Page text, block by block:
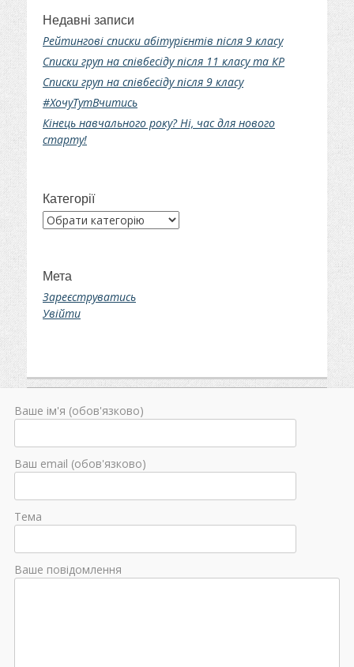
Недавні записи
Рейтингові списки абітурієнтів після 9 класу
Списки груп на співбесіду після 11 класу та КР
Списки груп на співбесіду після 9 класу
#ХочуТутВчитись
Кінець навчального року? Ні, час для нового
старту!
Категорії
Категорії
Мета
Зареєструватись
Увійти
Ваше ім'я (обов'язково)
Ваш email (обов'язково)
Тема
Ваше повідомлення